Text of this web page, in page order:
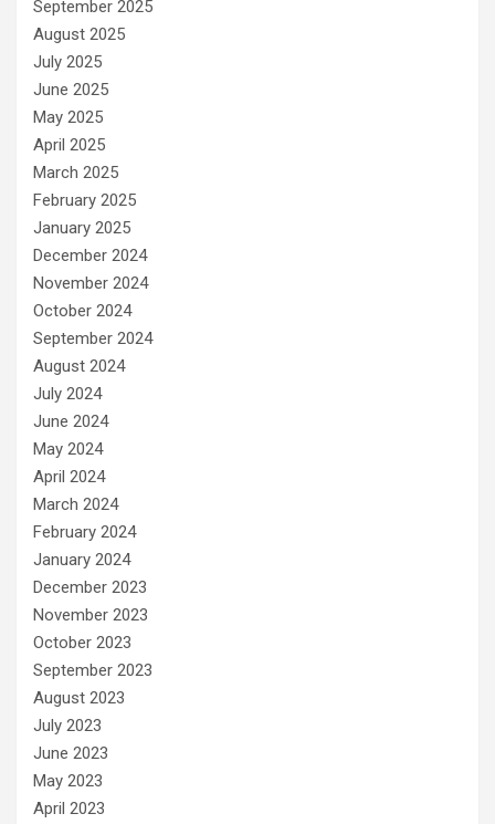
September 2025
August 2025
July 2025
June 2025
May 2025
April 2025
March 2025
February 2025
January 2025
December 2024
November 2024
October 2024
September 2024
August 2024
July 2024
June 2024
May 2024
April 2024
March 2024
February 2024
January 2024
December 2023
November 2023
October 2023
September 2023
August 2023
July 2023
June 2023
May 2023
April 2023